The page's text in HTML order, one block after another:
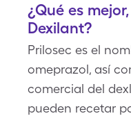
¿Qué es
Dexilant?
Prilosec es el
omeprazol, así
comercial del
pueden recetar